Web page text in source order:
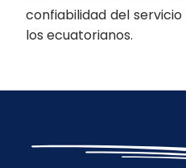
confiabilidad del
los ecuatorianos.